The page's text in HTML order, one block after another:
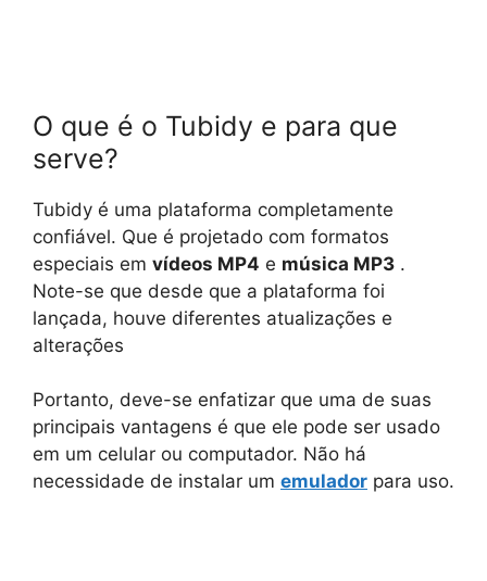
O que é o Tubidy e para que
serve?
Tubidy é uma plataforma completamente
confiável. Que é projetado com formatos
especiais em vídeos MP4 e música MP3 .
Note-se que desde que a plataforma foi
lançada, houve diferentes atualizações e
alterações
Portanto, deve-se enfatizar que uma de suas
principais vantagens é que ele pode ser usado
em um celular ou computador. Não há
necessidade de instalar um emulador para uso.